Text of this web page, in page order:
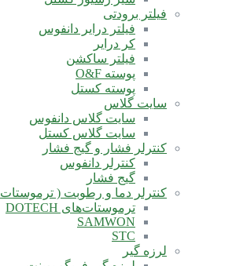
فیلتر برودتی
فیلتر درایر دانفوس
کر درایر
فیلتر ساکشن
پوسته O&F
پوسته کستل
سایت گلاس
سایت گلاس دانفوس
سایت گلاس کستل
کنترلر فشار و گیج فشار
کنترلر دانفوس
گیج فشار
کنترلر دما و رطوبت (
ترموستات‌های DOTECH
SAMWON
STC
لرزه گیر